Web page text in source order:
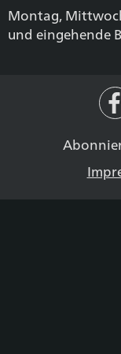
Montag,
und eingehende